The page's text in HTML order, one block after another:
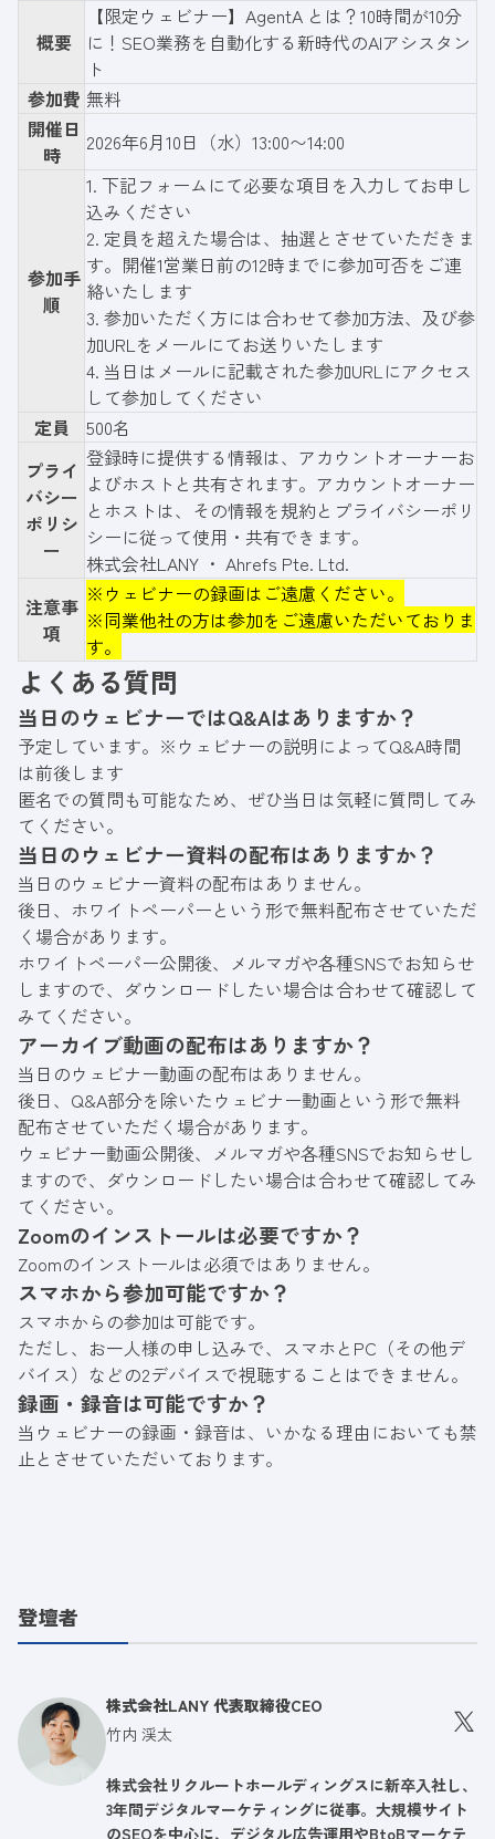
概要
【限定ウェビナー】AgentA とは？10時間が10分
に！SEO業務を自動化する新時代のAIアシスタン
ト
参加費 無料
開催日
時
2026年6月10日（水）13:00〜14:00
参加手
順
1. 下記フォーム にて必要な項目を入力してお申し
込みください
2. 定員を超えた場合は、抽選とさせていただきま
す。開催1営業日前の12時までに参加可否をご連
絡いたします
3. 参加いただく方には合わせて参加方法、及び参
加URLをメールにてお送りいたします
4. 当日はメールに記載された参加URLにアクセス
して参加してください
定員
500名
プライ
バシー
ポリシ
ー
登録時に提供する情報は、アカウントオーナーお
よびホストと共有されます。アカウントオーナー
とホストは、その情報を規約とプライバシーポリ
シーに従って使用・共有できます。
株式会社LANY ・ Ahrefs Pte. Ltd.
注意事
項
※ウェビナーの録画はご遠慮ください。
※同業他社の方は参加をご遠慮いただいておりま
す。
よくある質問
当日のウェビナーではQ&Aはありますか？
予定しています。※ウェビナーの説明によってQ&A時間
は前後します
匿名での質問も可能なため、ぜひ当日は気軽に質問してみ
てください。
当日のウェビナー資料の配布はありますか？
当日のウェビナー資料の配布はありません。
後日、ホワイトペーパーという形で無料配布させていただ
く場合があります。
ホワイトペーパー公開後、メルマガや各種SNSでお知らせ
しますので、ダウンロードしたい場合は合わせて確認して
みてください。
アーカイブ動画の配布はありますか？
当日のウェビナー動画の配布はありません。
後日、Q&A部分を除いたウェビナー動画という形で無料
配布させていただく場合があります。
ウェビナー動画公開後、メルマガや各種SNSでお知らせし
ますので、ダウンロードしたい場合は合わせて確認してみ
てください。
Zoomのインストールは必要ですか？
Zoomのインストールは必須ではありません。
スマホから参加可能ですか？
スマホからの参加は可能です。
ただし、お一人様の申し込みで、スマホとPC（その他デ
バイス）などの2デバイスで視聴することはできません。
録画・録音は可能ですか？
当ウェビナーの録画・録音は、いかなる理由においても禁
止とさせていただいております。
登壇者
株式会社LANY 代表取締役CEO
竹内 渓太
株式会社リクルートホールディングスに新卒入社し、
3年間デジタルマーケティングに従事。大規模サイト
のSEOを中心に、デジタル広告運用やBtoBマーケテ